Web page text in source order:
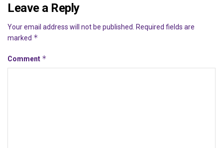
Leave a Reply
Your email address will not be published. Required fields are
marked *
Comment *